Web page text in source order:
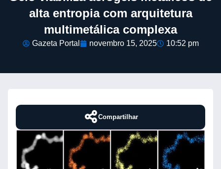
alta entropia com arquitetura
multimetálica complexa
Gazeta Portal novembro 15, 2025 10:52 pm
Compartilhar